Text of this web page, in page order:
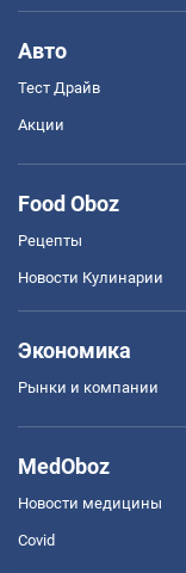
Авто
Тест Драйв
Акции
Food Oboz
Рецепты
Новости Кулинарии
Экономика
Рынки и компании
MedOboz
Новости медицины
Covid